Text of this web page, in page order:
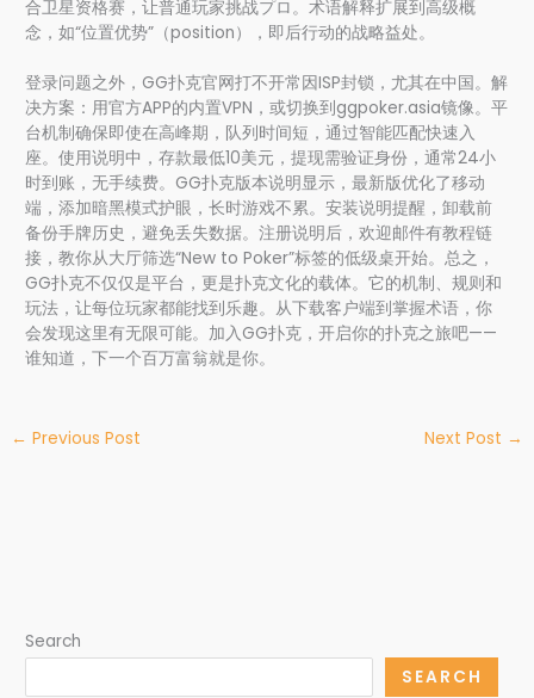
合卫星资格赛，让普通玩家挑战プロ。术语解释扩展到高级概
念，如“位置优势”（position），即后行动的战略益处。
登录问题之外，GG扑克官网打不开常因ISP封锁，尤其在中国。解
决方案：用官方APP的内置VPN，或切换到ggpoker.asia镜像。平
台机制确保即使在高峰期，队列时间短，通过智能匹配快速入
座。使用说明中，存款最低10美元，提现需验证身份，通常24小
时到账，无手续费。GG扑克版本说明显示，最新版优化了移动
端，添加暗黑模式护眼，长时游戏不累。安装说明提醒，卸载前
备份手牌历史，避免丢失数据。注册说明后，欢迎邮件有教程链
接，教你从大厅筛选“New to Poker”标签的低级桌开始。总之，
GG扑克不仅仅是平台，更是扑克文化的载体。它的机制、规则和
玩法，让每位玩家都能找到乐趣。从下载客户端到掌握术语，你
会发现这里有无限可能。加入GG扑克，开启你的扑克之旅吧——
谁知道，下一个百万富翁就是你。
← Previous Post Next Post →
Search
SEARCH